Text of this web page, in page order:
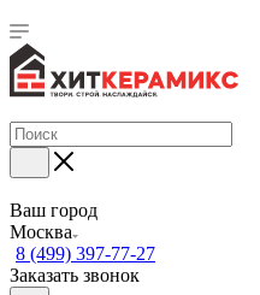
Ваш город
Москва
8 (499) 397-77-27
Заказать звонок